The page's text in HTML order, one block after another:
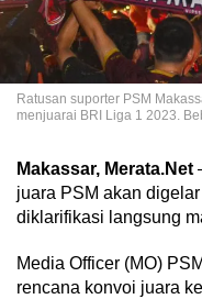
Ratusan suporter PSM
menjuarai BRI Liga 1 2023.
Makassar, Merata.Net
juara PSM akan
diklarifikasi langsung
Media Officer (MO)
rencana konvoi juara